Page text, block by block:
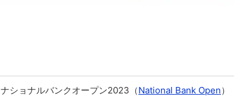
ナショナルバンクオープン2023（National Bank Open）